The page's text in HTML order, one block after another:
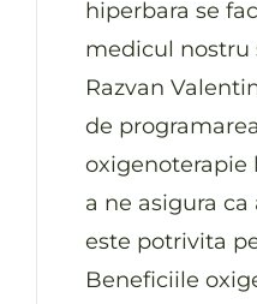
hiperbara se
medicul nostru
Razvan
de
oxigenoterapie
a ne asigura
este potrivita
Beneficiile